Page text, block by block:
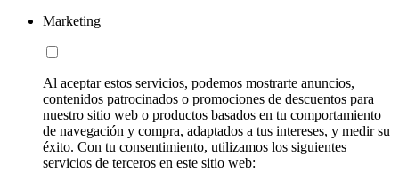
Marketing
Al aceptar estos servicios, podemos mostrarte anuncios,
contenidos patrocinados o promociones de descuentos para
nuestro sitio web o productos basados en tu comportamiento
de navegación y compra, adaptados a tus intereses, y medir su
éxito. Con tu consentimiento, utilizamos los siguientes
servicios de terceros en este sitio web: